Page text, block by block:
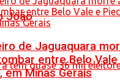
João
de Jaguaquara
entre Belo
em Minas Gerais